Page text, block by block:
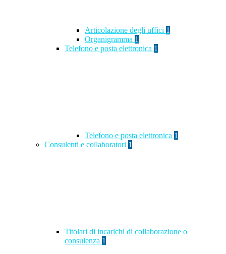
Articolazione degli uffici 1
Organigramma 1
Telefono e posta elettronica 1
Telefono e posta elettronica 1
Consulenti e collaboratori 1
Titolari di incarichi di collaborazione o
consulenza 1